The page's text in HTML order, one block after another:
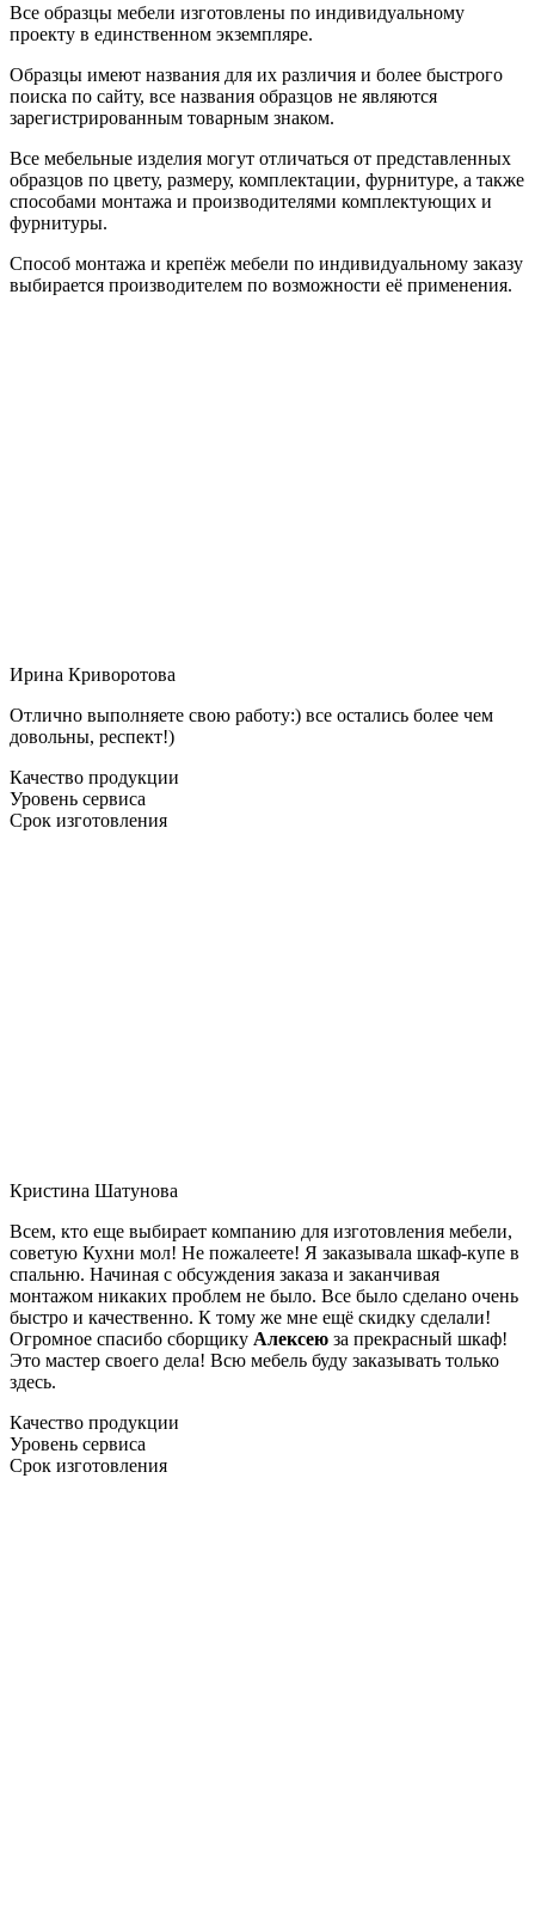
Все образцы мебели изготовлены по индивидуальному
проекту в единственном экземпляре.
Образцы имеют названия для их различия и более быстрого
поиска по сайту, все названия образцов не являются
зарегистрированным товарным знаком.
Все мебельные изделия могут отличаться от представленных
образцов по цвету, размеру, комплектации, фурнитуре, а также
способами монтажа и производителями комплектующих и
фурнитуры.
Способ монтажа и крепёж мебели по индивидуальному заказу
выбирается производителем по возможности её применения.
Ирина Криворотова
Отлично выполняете свою работу:) все остались более чем
довольны, респект!)
Качество продукции
Уровень сервиса
Срок изготовления
Кристина Шатунова
Всем, кто еще выбирает компанию для изготовления мебели,
советую Кухни мол! Не пожалеете! Я заказывала шкаф-купе в
спальню. Начиная с обсуждения заказа и заканчивая
монтажом никаких проблем не было. Все было сделано очень
быстро и качественно. К тому же мне ещё скидку сделали!
Огромное спасибо сборщику Алексею за прекрасный шкаф!
Это мастер своего дела! Всю мебель буду заказывать только
здесь.
Качество продукции
Уровень сервиса
Срок изготовления